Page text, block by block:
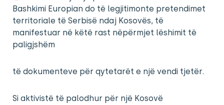
Bashkimi Europian do të legjitimonte pretendimet
territoriale të Serbisë ndaj Kosovës, të
manifestuar në këtë rast nëpërmjet lëshimit të
paligjshëm
të dokumenteve për qytetarët e një vendi tjetër.
Si aktivistë të palodhur për një Kosovë